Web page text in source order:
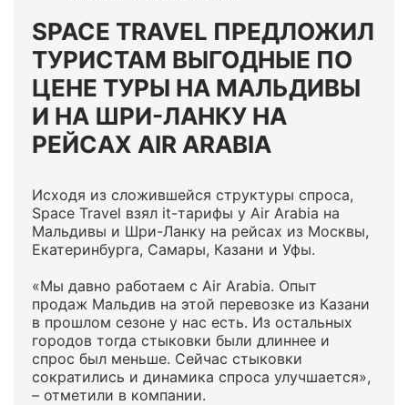
SPACE TRAVEL ПРЕДЛОЖИЛ
ТУРИСТАМ ВЫГОДНЫЕ ПО
ЦЕНЕ ТУРЫ НА МАЛЬДИВЫ
И НА ШРИ-ЛАНКУ НА
РЕЙСАХ AIR ARABIA
Исходя из сложившейся структуры спроса,
Space Travel взял it-тарифы у Air Arabia на
Мальдивы и Шри-Ланку на рейсах из Москвы,
Екатеринбурга, Самары, Казани и Уфы.
«Мы давно работаем с Air Arabia. Опыт
продаж Мальдив на этой перевозке из Казани
в прошлом сезоне у нас есть. Из остальных
городов тогда стыковки были длиннее и
спрос был меньше. Сейчас стыковки
сократились и динамика спроса улучшается»,
– отметили в компании.